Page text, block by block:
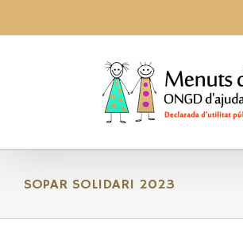
content
SOPAR SOLIDARI 2023